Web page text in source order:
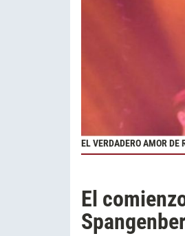
EL VERDADERO AMOR DE
El